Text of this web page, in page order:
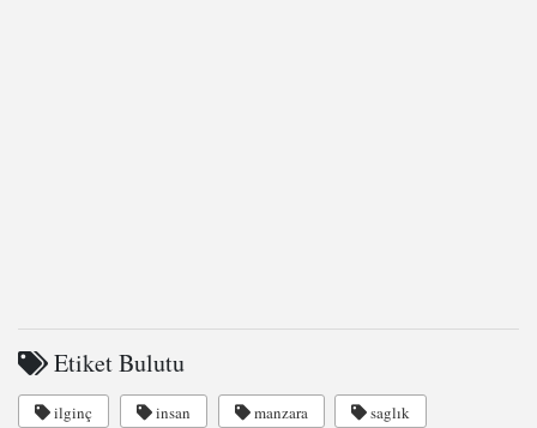
Etiket Bulutu
ilginç insan manzara saglık